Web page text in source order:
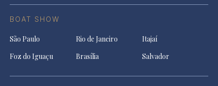
BOAT SHOW
São Paulo Rio de Janeiro
Itajaí
Foz do Iguaçu
Brasília Salvador